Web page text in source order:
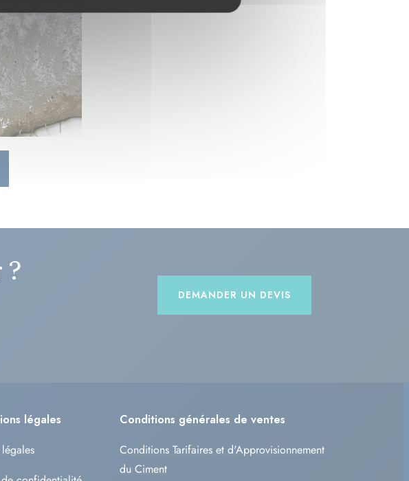
DEMANDER UN DEVIS
légales
Conditions générales de ventes
Conditions Tarifaires et d'Approvisionnement
du Ciment